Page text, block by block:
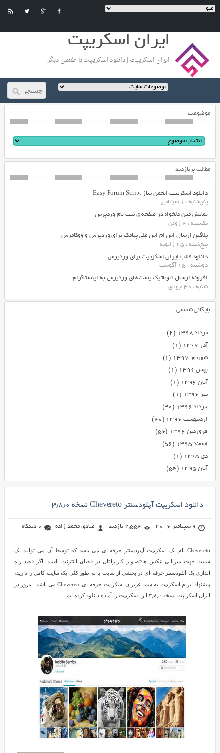
ایران اسکریپت
ایران اسکریپت | دانلود اسکریپت با طعمی دیگر
موضوعات
مطالب پربازدید
دانلود اسکریپت انجمن ساز Easy Forum Script
پنج‌شنبه ، 1 سپتامبر
نمایش متن دلخواه در صفحه ی ثبت نام وردپرس
یکشنبه ، 4 ژوئن
پلاگین ارسال اس ام اس ملی پیامک برای وردپرس و ووکامرس
پنج‌شنبه ، 25 ژانویه
دانلود قالب ایران اسکریپت برای وردپرس
دوشنبه ، 15 آگوست
افزونه ارسال اتوماتیک پست های وردپرس به اینستاگرام
شنبه ، 30 جولای
بایگانی شمسی
مرداد ۱۳۹۸
(۲)
آذر ۱۳۹۷
(۱)
شهریور ۱۳۹۷
(۱)
بهمن ۱۳۹۶
(۱)
آبان ۱۳۹۶
(۱)
تیر ۱۳۹۶
(۱)
خرداد ۱۳۹۶
(۳۰)
اردیبهشت ۱۳۹۶
(۴۰)
فروردین ۱۳۹۶
(۵۶)
اسفند ۱۳۹۵
(۵۶)
دی ۱۳۹۵
(۱)
آبان ۱۳۹۵
(۵۴)
دانلود اسکریپت آپلودسنتر Chevereto نسخه ۳٫۸٫۰
9 سپتامبر 2016 2,554 بازدید صادق محمد زاده 0 دیدگاه
Chevereto نام یک اسکریپت آپبودسنتر حرفه ای می باشد که توسط آن می توانید یک
سایت جهت میزبانی عکس ها/تصاویر کاربرانتان در فضای اینترنت باشید. اگر قصد راه
اندازی یک آپلودسنتر حرفه ای در بخشی از سایت یا به طور کلی یک سایت کامل را دارید،
پیشنهاد ایرام اسکریپت به شما عزیزان اسکریپت حرفه ای Chevereto می باشد. امروز در
ایران اسکریپت نسخه ۳٫۸٫۰ این اسکریپت را آماده دانلود کرده ایم.